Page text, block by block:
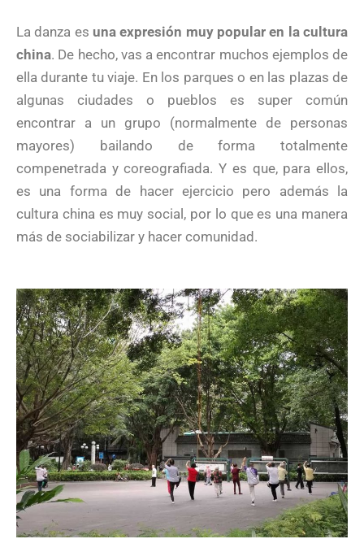
La danza es una expresión muy popular en la cultura
china. De hecho, vas a encontrar muchos ejemplos de
ella durante tu viaje. En los parques o en las plazas de
algunas ciudades o pueblos es super común
encontrar a un grupo (normalmente de personas
mayores) bailando de forma totalmente
compenetrada y coreografiada. Y es que, para ellos,
es una forma de hacer ejercicio pero además la
cultura china es muy social, por lo que es una manera
más de sociabilizar y hacer comunidad.